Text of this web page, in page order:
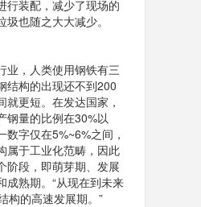
行装配，减少了现场的
也随之大大减少。
业，人类使用钢铁有三
结构的出现还不到200
就更短。在发达国家，
钢量的比例在30%以
数字仅在5%~6%之间，
属于工业化范畴，因此
阶段，即萌芽期、发展
成熟期。“从现在到未来
构的高速发展期。”